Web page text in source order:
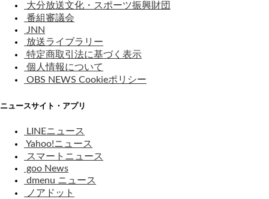
大分放送文化・スポーツ振興財団
番組審議会
JNN
放送ライブラリー
特定商取引法に基づく表示
個人情報について
OBS NEWS Cookieポリシー
ニュースサイト・アプリ
LINEニュース
Yahoo!ニュース
スマートニュース
goo News
dmenu ニュース
ノアドット